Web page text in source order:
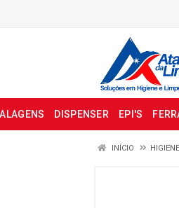
DISPENSER EPI'S
INÍCIO